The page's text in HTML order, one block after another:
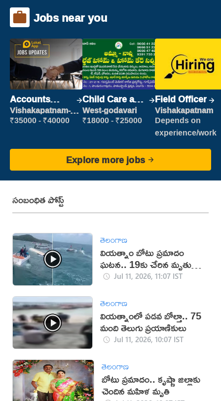
Jobs near you
Accounts
Clerk
Vishakapatnam-
new
₹35000 - ₹40000
Child Care and
Patient care
West-godavari
₹18000 - ₹25000
Field Officer
Vishakapatnam
Depends on
experience/work
Explore more jobs
సంబంధిత పోస్ట్
తెలంగాణ
వియత్నాం బోటు ప్రమాదం
ఘటన.. 19కు చేరిన మృతుల
సంఖ్యJul 11, 2026, 11:07 IST
తెలంగాణ
వియత్నాంలో పడవ బోల్తా.. 75
మంది తెలుగు ప్రయాణికులు
Jul 11, 2026, 10:07 IST
తెలంగాణ
బోటు ప్రమాదం.. కృష్ణా జిల్లాకు
చెందిన మహిళ మృతి